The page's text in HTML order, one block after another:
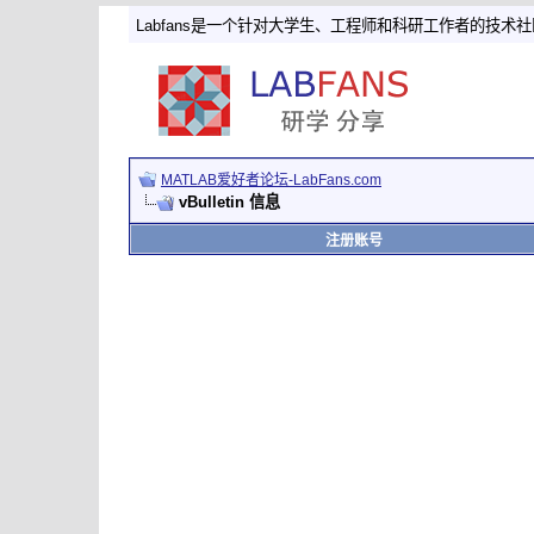
Labfans是一个针对大学生、工程师和科研工作者的技术社
MATLAB爱好者论坛-LabFans.com
vBulletin 信息
注册账号